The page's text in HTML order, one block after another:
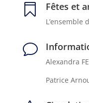
 Fêtes et
L’ensemble
v
Alexandra
Patrice